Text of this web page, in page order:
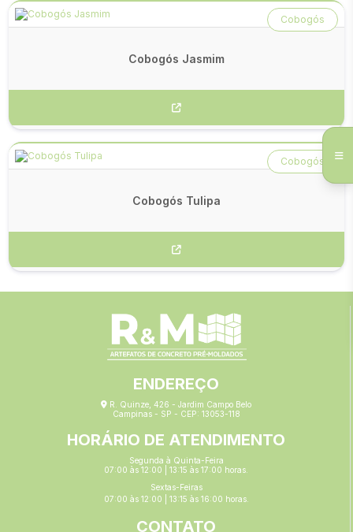
Cobogós Jasmim
Cobogós
Cobogós Tulipa
Cobogós
ENDEREÇO
R. Quinze, 426 - Jardim Campo Belo
Campinas - SP - CEP: 13053-118
HORÁRIO DE ATENDIMENTO
Segunda à Quinta-Feira
07:00 às 12:00 | 13:15 às 17:00 horas.
Sextas-Feiras
07:00 às 12:00 | 13:15 às 16:00 horas.
CONTATO